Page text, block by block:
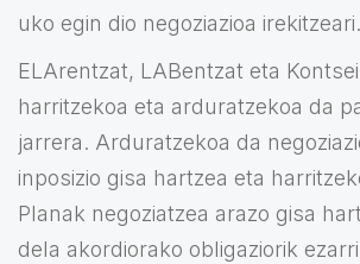
uko egin dio negoziazioa irekitzeari.
ELArentzat, LABentzat eta
harritzekoa eta arduratzekoa da
jarrera. Arduratzekoa da
inposizio gisa hartzea eta
Planak negoziatzea arazo gisa
dela akordiorako obligaziorik